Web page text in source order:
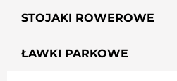
STOJAKI ROWEROWE
ŁAWKI PARKOWE